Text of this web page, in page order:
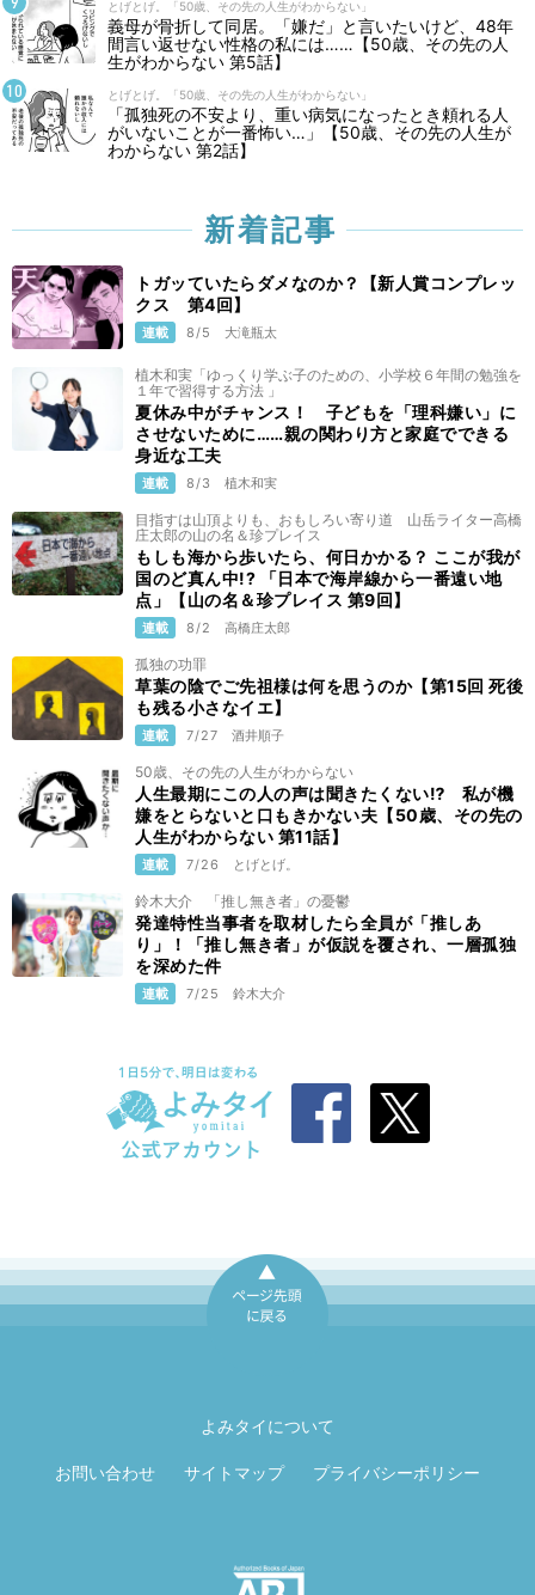
とげとげ。「50歳、その先の人生がわからない」
義母が骨折して同居。「嫌だ」と言いたいけど、48年
間言い返せない性格の私には……【50歳、その先の人
生がわからない 第5話】
とげとげ。「50歳、その先の人生がわからない」
「孤独死の不安より、重い病気になったとき頼れる人
がいないことが一番怖い…」【50歳、その先の人生が
わからない 第2話】
新着記事
トガッていたらダメなのか？【新人賞コンプレッ
クス 第4回】
連載 8/5 大滝瓶太
植木和実「ゆっくり学ぶ子のための、小学校６年間の勉強を
１年で習得する方法 」
夏休み中がチャンス！ 子どもを「理科嫌い」に
させないために……親の関わり方と家庭でできる
身近な工夫
連載 8/3 植木和実
目指すは山頂よりも、おもしろい寄り道 山岳ライター高橋
庄太郎の山の名＆珍プレイス
もしも海から歩いたら、何日かかる？ ここが我が
国のど真ん中!? 「日本で海岸線から一番遠い地
点」【山の名＆珍プレイス 第9回】
連載 8/2 高橋庄太郎
孤独の功罪
草葉の陰でご先祖様は何を思うのか【第15回 死後
も残る小さなイエ】
連載 7/27 酒井順子
50歳、その先の人生がわからない
人生最期にこの人の声は聞きたくない⁉ 私が機
嫌をとらないと口もきかない夫【50歳、その先の
人生がわからない 第11話】
連載 7/26 とげとげ。
鈴木大介 「推し無き者」の憂鬱
発達特性当事者を取材したら全員が「推しあ
り」！「推し無き者」が仮説を覆され、一層孤独
を深めた件
連載 7/25 鈴木大介
よみタイについて
お問い合わせ サイトマップ プライバシーポリシー